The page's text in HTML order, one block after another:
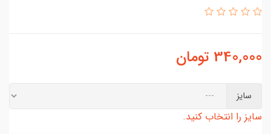
340,000 تومان
سایز
سایز را انتخاب کنید.